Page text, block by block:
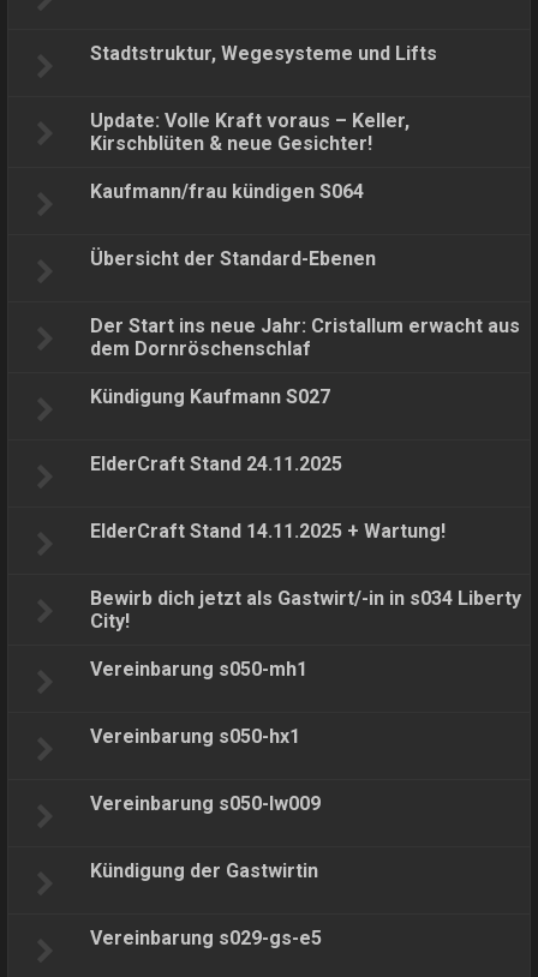
Stadtstruktur, Wegesysteme und Lifts
Update: Volle Kraft voraus – Keller,
Kirschblüten & neue Gesichter!
Kaufmann/frau kündigen S064
Übersicht der Standard-Ebenen
Der Start ins neue Jahr: Cristallum erwacht aus
dem Dornröschenschlaf
Kündigung Kaufmann S027
ElderCraft Stand 24.11.2025
ElderCraft Stand 14.11.2025 + Wartung!
Bewirb dich jetzt als Gastwirt/-in in s034 Liberty
City!
Vereinbarung s050-mh1
Vereinbarung s050-hx1
Vereinbarung s050-lw009
Kündigung der Gastwirtin
Vereinbarung s029-gs-e5